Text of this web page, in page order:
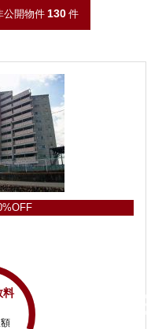
公開物件 130 件
料